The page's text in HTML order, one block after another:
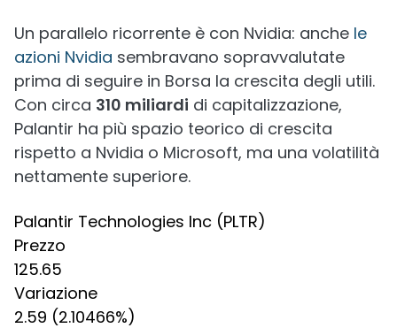
Un parallelo ricorrente è con Nvidia: anche le
azioni Nvidia sembravano sopravvalutate
prima di seguire in Borsa la crescita degli utili.
Con circa 310 miliardi di capitalizzazione,
Palantir ha più spazio teorico di crescita
rispetto a Nvidia o Microsoft, ma una volatilità
nettamente superiore.
Palantir Technologies Inc (PLTR)
Prezzo
125.65
Variazione
2.59 (2.10466%)